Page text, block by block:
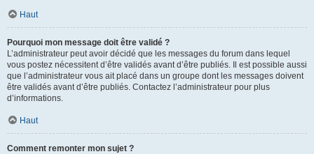
Haut
Pourquoi mon message doit être validé ?
L’administrateur peut avoir décidé que les messages du forum dans lequel
vous postez nécessitent d’être validés avant d’être publiés. Il est possible aussi
que l’administrateur vous ait placé dans un groupe dont les messages doivent
être validés avant d’être publiés. Contactez l’administrateur pour plus
d’informations.
Haut
Comment remonter mon sujet ?